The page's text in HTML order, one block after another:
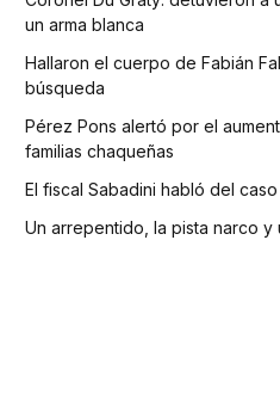
un arma blanca
Hallaron el cuerpo de Fabián
búsqueda
Pérez Pons alertó por el
familias chaqueñas
El fiscal Sabadini habló del caso
Un arrepentido, la pista narco